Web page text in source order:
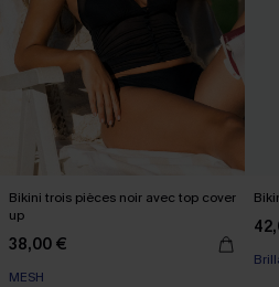
Bikini trois pièces noir avec top cover
up
38,00 €
MESH